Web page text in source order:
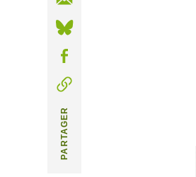
PARTAGER